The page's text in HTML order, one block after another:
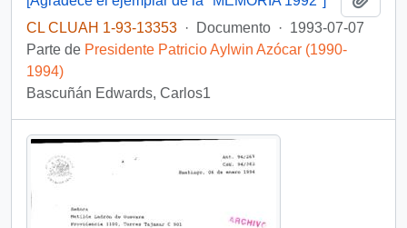
CL CLUAH 1-93-13353 · Documento · 1993-07-07
Parte de Presidente Patricio Aylwin Azócar (1990-
1994)
Bascuñán Edwards, Carlos1